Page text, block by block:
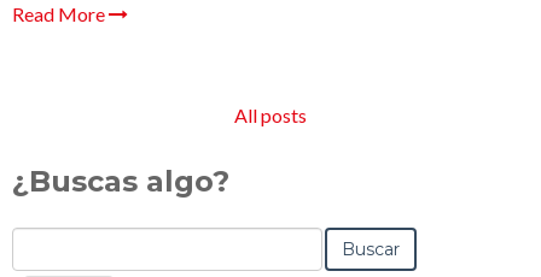
Read More
All posts
¿Buscas algo?
Buscar